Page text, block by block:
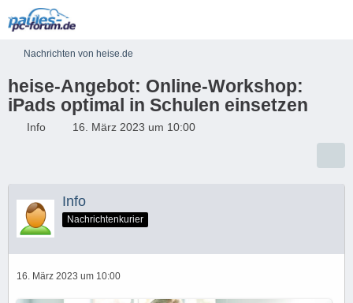
Nachrichten von heise.de
heise-Angebot: Online-Workshop:
iPads optimal in Schulen einsetzen
Info 16. März 2023 um 10:00
Info
Nachrichtenkurier
16. März 2023 um 10:00